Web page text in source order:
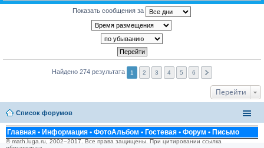
Показать сообщения за
Найдено 274 результата 1 2 3 4 5 6
Перейти
Список форумов
Главная • Информация • ФотоАльбом • Гостевая • Форум • Письмо
© math.luga.ru, 2002–2017. Все права защищены. При цитировании ссылка